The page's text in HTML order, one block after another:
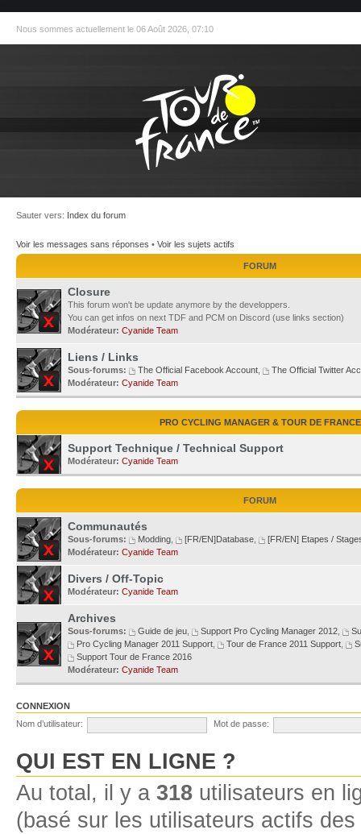
Nous sommes actuellement le 06 Août 2026, 07:10
Sauter vers: Index du forum
Voir les messages sans réponses • Voir les sujets actifs
FORUM
Closure
This forum won't be update anymore by the developpers.
You can get infos on next TDF and PCM on Discord (use links section)
Modérateur: Cyanide Team
Liens / Links
Sous-forums: The Official Facebook Account
The Official Twitter
Modérateur: Cyanide Team
PRO CYCLING MANAGER & TOUR DE FRANCE
Support Technique / Technical Support
Modérateur: Cyanide Team
FORUM
Communautés
Sous-forums: Modding [FR/EN]Database
[FR/EN] Etapes /
Modérateur: Cyanide Team
Divers / Off-Topic
Modérateur: Cyanide Team
Archives
Sous-forums: Guide de jeu Support Pro Cycling Manager 2012
Pro Cycling Manager 2011 Support
Tour de France 2011 Support
Support Tour de France 2016
Modérateur: Cyanide Team
CONNEXION
Nom d’utilisateur:
Mot de passe:
QUI EST EN LIGNE ?
Au total, il y a 318 utilisateurs en
(basé sur les utilisateurs actifs